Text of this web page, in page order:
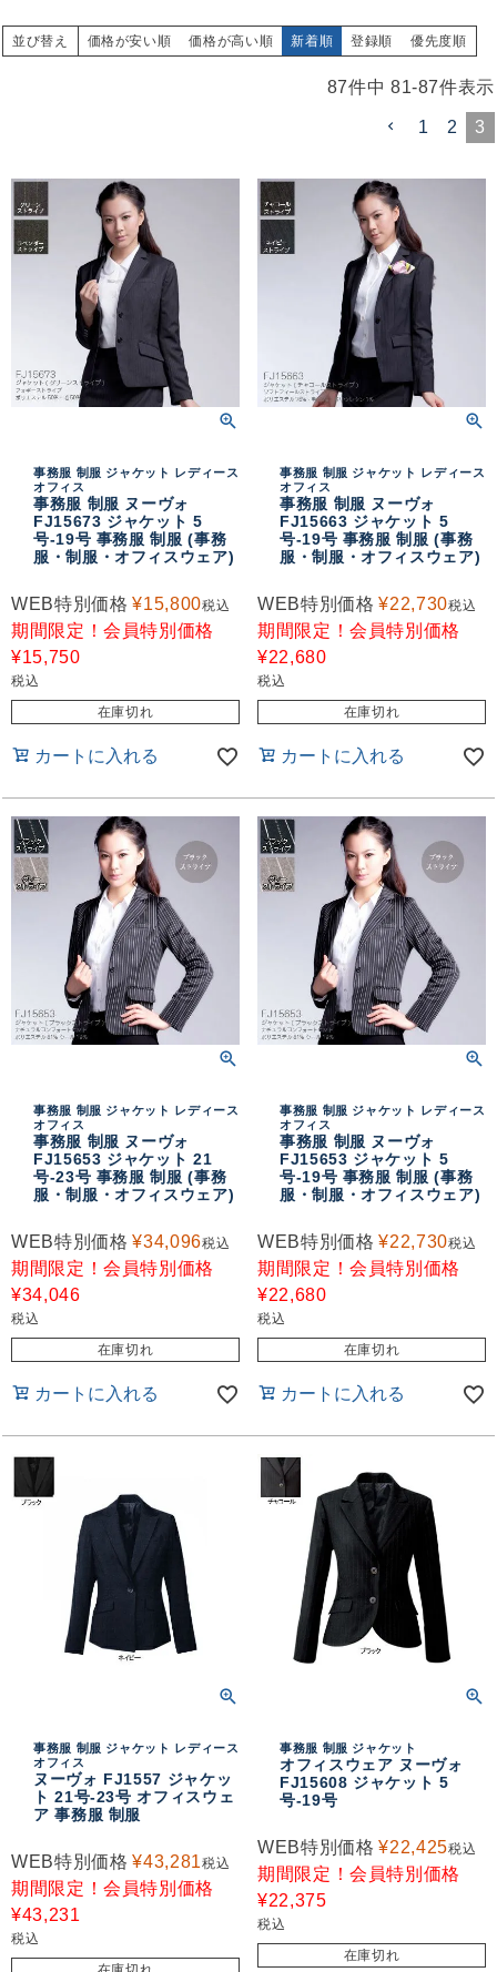
おすすめコンテンツ
並び替え 価格が安い順 価格が高い順 新着順 登録順 優先度順
87件中 81-87件表示
1 2 3
事務服 制服 ジャケット レディース
オフィス
事務服 制服 ヌーヴォ
FJ15673 ジャケット 5
号-19号 事務服 制服 (事務
服・制服・オフィスウェア)
WEB特別価格 ¥15,800税込
期間限定！会員特別価格
¥15,750
税込
在庫切れ
カートに入れる
事務服 制服 ジャケット レディース
オフィス
事務服 制服 ヌーヴォ
FJ15663 ジャケット 5
号-19号 事務服 制服 (事務
服・制服・オフィスウェア)
WEB特別価格 ¥22,730税込
期間限定！会員特別価格
¥22,680
税込
在庫切れ
カートに入れる
事務服 制服 ジャケット レディース
オフィス
事務服 制服 ヌーヴォ
FJ15653 ジャケット 21
号-23号 事務服 制服 (事務
服・制服・オフィスウェア)
WEB特別価格 ¥34,096税込
期間限定！会員特別価格
¥34,046
税込
在庫切れ
カートに入れる
事務服 制服 ジャケット レディース
オフィス
事務服 制服 ヌーヴォ
FJ15653 ジャケット 5
号-19号 事務服 制服 (事務
服・制服・オフィスウェア)
WEB特別価格 ¥22,730税込
期間限定！会員特別価格
¥22,680
税込
在庫切れ
カートに入れる
事務服 制服 ジャケット レディース
オフィス
ヌーヴォ FJ1557 ジャケッ
ト 21号-23号 オフィスウェ
ア 事務服 制服
WEB特別価格 ¥43,281税込
期間限定！会員特別価格
¥43,231
税込
事務服 制服 ジャケット
オフィスウェア ヌーヴォ
FJ15608 ジャケット 5
号-19号
WEB特別価格 ¥22,425税込
期間限定！会員特別価格
¥22,375
税込
在庫切れ